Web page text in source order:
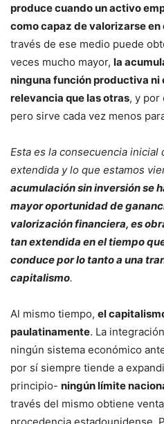
produce cuando un activo
como capaz de valorizarse en
través de ese medio puede
veces mucho mayor, la
ninguna función productiva
relevancia que las otras, y por
pero sirve cada vez menos
Esta es la consecuencia
extendida y lo que estamos
acumulación sin inversión se
mayor oportunidad de
valorización financiera, es
tan extendida en el tiempo
conduce por lo tanto a una
capitalismo.
Al mismo tiempo, el
paulatinamente. La
ningún sistema económico
por sí siempre tiende a
principio- ningún límite
través del mismo obtiene
procedencia estadounidense.